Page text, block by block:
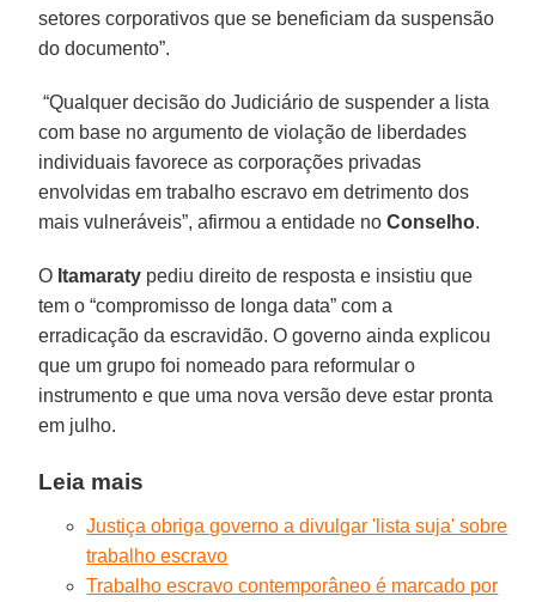
setores corporativos que se beneficiam da suspensão
do documento”.
“Qualquer decisão do Judiciário de suspender a lista
com base no argumento de violação de liberdades
individuais favorece as corporações privadas
envolvidas em trabalho escravo em detrimento dos
mais vulneráveis”, afirmou a entidade noConselho.
O Itamaraty pediu direito de resposta e insistiu que
tem o “compromisso de longa data” com a
erradicação da escravidão. O governo ainda explicou
que um grupo foi nomeado para reformular o
instrumento e que uma nova versão deve estar pronta
em julho.
Leia mais
Justiça obriga governo a divulgar 'lista suja' sobre
trabalho escravo
Trabalho escravo contemporâneo é marcado por